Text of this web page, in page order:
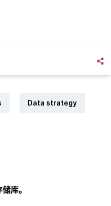
Data strategy
库。